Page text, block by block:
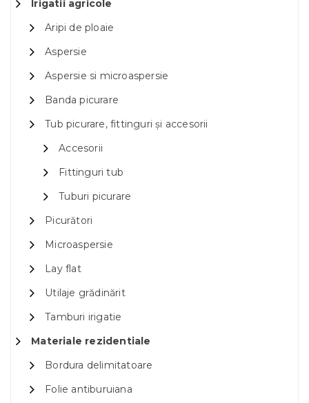
Irigatii agricole
Aripi de ploaie
Aspersie
Aspersie si microaspersie
Banda picurare
Tub picurare, fittinguri și accesorii
Accesorii
Fittinguri tub
Tuburi picurare
Picurători
Microaspersie
Lay flat
Utilaje grădinărit
Tamburi irigatie
Materiale rezidentiale
Bordura delimitatoare
Folie antiburuiana